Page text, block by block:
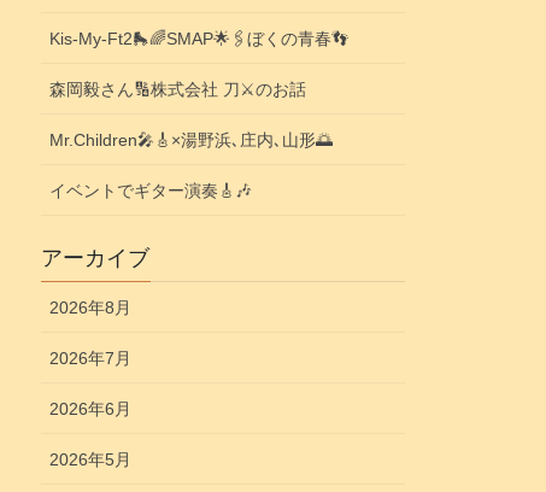
Kis-My-Ft2🛼🌈SMAP🌟🖇️ぼくの青春👣
森岡毅さん🔢株式会社 刀⚔️のお話
Mr.Children🎤🎸×湯野浜､庄内､山形🌅
イベントでギター演奏🎸🎶
アーカイブ
2026年8月
2026年7月
2026年6月
2026年5月